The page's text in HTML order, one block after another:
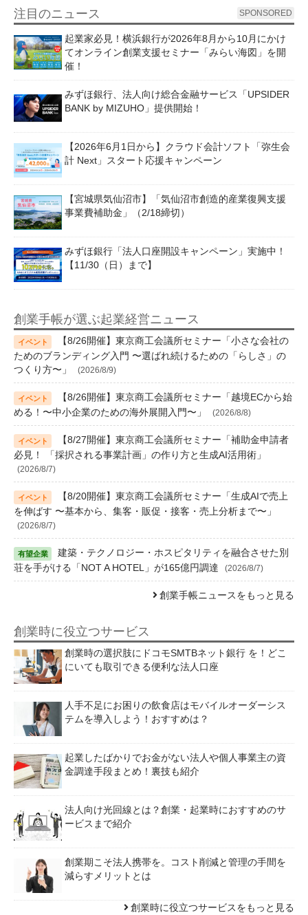
注目のニュース SPONSORED
起業家必見！横浜銀行が2026年8月から10月にかけ
てオンライン創業支援セミナー「みらい海図」を開
催！
みずほ銀行、法人向け総合金融サービス「UPSIDER
BANK by MIZUHO」提供開始！
【2026年6月1日から】クラウド会計ソフト「弥生会
計 Next」スタート応援キャンペーン
【宮城県気仙沼市】「気仙沼市創造的産業復興支援
事業費補助金」（2/18締切）
みずほ銀行「法人口座開設キャンペーン」実施中！
【11/30（日）まで】
創業手帳が選ぶ起業経営ニュース
【8/26開催】東京商工会議所セミナー「小さな会社の
ためのブランディング入門 〜選ばれ続けるための「らしさ」の
つくり方〜」
(2026/8/9)
【8/26開催】東京商工会議所セミナー「越境ECから始
める！〜中小企業のための海外展開入門〜」
(2026/8/8)
【8/27開催】東京商工会議所セミナー「補助金申請者
必見！ 「採択される事業計画」の作り方と生成AI活用術」
(2026/8/7)
【8/20開催】東京商工会議所セミナー「生成AIで売上
を伸ばす 〜基本から、集客・販促・接客・売上分析まで〜」
(2026/8/7)
建築・テクノロジー・ホスピタリティを融合させた別
荘を手がける「NOT A HOTEL」が165億円調達
(2026/8/7)
創業手帳ニュースをもっと見る
創業時に役立つサービス
創業時の選択肢にドコモSMTBネット銀行 を！どこ
にいても取引できる便利な法人口座
人手不足にお困りの飲食店はモバイルオーダーシス
テムを導入しよう！おすすめは？
起業したばかりでお金がない法人や個人事業主の資
金調達手段まとめ！裏技も紹介
法人向け光回線とは？創業・起業時におすすめのサ
ービスまで紹介
創業期こそ法人携帯を。コスト削減と管理の手間を
減らすメリットとは
創業時に役立つサービスをもっと見る